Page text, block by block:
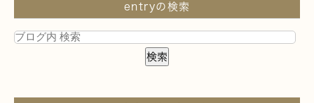
entryの検索